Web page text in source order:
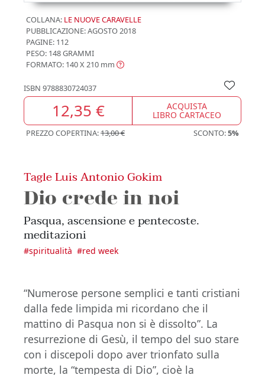
COLLANA: LE NUOVE CARAVELLE
PUBBLICAZIONE:AGOSTO 2018
PAGINE: 112
PESO: 148 GRAMMI
FORMATO: 140 X 210 mm
ISBN 9788830724037
12,35 € ACQUISTA
LIBRO CARTACEO
PREZZO COPERTINA:13,00 € SCONTO:5%
Tagle Luis Antonio Gokim
Dio crede in noi
Pasqua, ascensione e pentecoste.
meditazioni
#spiritualità #red week
“Numerose persone semplici e tanti cristiani
dalla fede limpida mi ricordano che il
mattino di Pasqua non si è dissolto”. La
resurrezione di Gesù, il tempo del suo stare
con i discepoli dopo aver trionfato sulla
morte, la “tempesta di Dio”, cioè la